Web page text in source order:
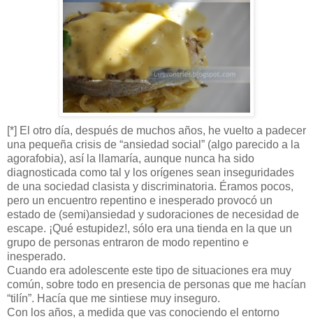
[*] El otro día, después de muchos años, he vuelto a padecer
una pequeña crisis de “ansiedad social” (algo parecido a la
agorafobia), así la llamaría, aunque nunca ha sido
diagnosticada como tal y los orígenes sean inseguridades
de una sociedad clasista y discriminatoria. Éramos pocos,
pero un encuentro repentino e inesperado provocó un
estado de (semi)ansiedad y sudoraciones de necesidad de
escape. ¡Qué estupidez!, sólo era una tienda en la que un
grupo de personas entraron de modo repentino e
inesperado.
Cuando era adolescente este tipo de situaciones era muy
común, sobre todo en presencia de personas que me hacían
“tilín”. Hacía que me sintiese muy inseguro.
Con los años, a medida que vas conociendo el entorno